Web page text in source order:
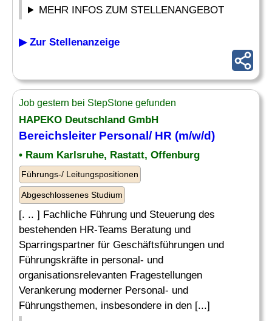
MEHR INFOS ZUM STELLENANGEBOT
▶ Zur Stellenanzeige
Job gestern bei StepStone gefunden
HAPEKO Deutschland GmbH
Bereichsleiter Personal/ HR (m/w/d)
• Raum Karlsruhe, Rastatt, Offenburg
Führungs-/ Leitungspositionen
Abgeschlossenes Studium
[. .. ] Fachliche Führung und Steuerung des
bestehenden HR-Teams Beratung und
Sparringspartner für Geschäftsführungen und
Führungskräfte in personal- und
organisationsrelevanten Fragestellungen
Verankerung moderner Personal- und
Führungsthemen, insbesondere in den [...]